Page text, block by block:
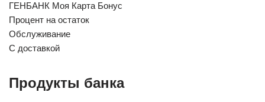
ГЕНБАНК Моя Карта Бонус
Процент на остаток
Обслуживание
С доставкой
Продукты банка